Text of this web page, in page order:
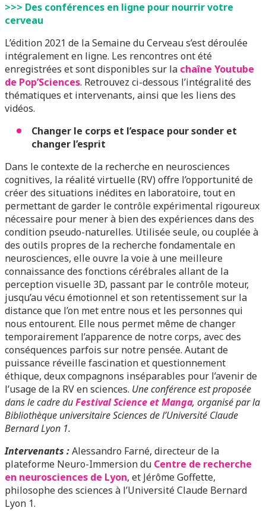
>>> Des conférences en ligne pour nourrir votre
cerveau
L’édition 2021 de la Semaine du Cerveau s’est déroulée
intégralement en ligne. Les rencontres ont été
enregistrées et sont disponibles sur la chaîne Youtube
de Pop’Sciences. Retrouvez ci-dessous l’intégralité des
thématiques et intervenants, ainsi que les liens des
vidéos.
Changer le corps et l’espace pour sonder et
changer l’esprit
Dans le contexte de la recherche en neurosciences
cognitives, la réalité virtuelle (RV) offre l’opportunité de
créer des situations inédites en laboratoire, tout en
permettant de garder le contrôle expérimental rigoureux
nécessaire pour mener à bien des expériences dans des
condition pseudo-naturelles. Utilisée seule, ou couplée à
des outils propres de la recherche fondamentale en
neurosciences, elle ouvre la voie à une meilleure
connaissance des fonctions cérébrales allant de la
perception visuelle 3D, passant par le contrôle moteur,
jusqu’au vécu émotionnel et son retentissement sur la
distance que l’on met entre nous et les personnes qui
nous entourent. Elle nous permet même de changer
temporairement l’apparence de notre corps, avec des
conséquences parfois sur notre pensée. Autant de
puissance réveille fascination et questionnement
éthique, deux compagnons inséparables pour l’avenir de
l’usage de la RV en sciences. Une conférence est proposée
dans le cadre duFestival Science et Manga, organisé par la
Bibliothèque universitaire Sciences de l’Université Claude
Bernard Lyon 1.
Intervenants :Alessandro Farné, directeur de la
plateforme Neuro-Immersion du Centre de recherche
en neurosciences de Lyon, et Jérôme Goffette,
philosophe des sciences à l’Université Claude Bernard
Lyon 1.